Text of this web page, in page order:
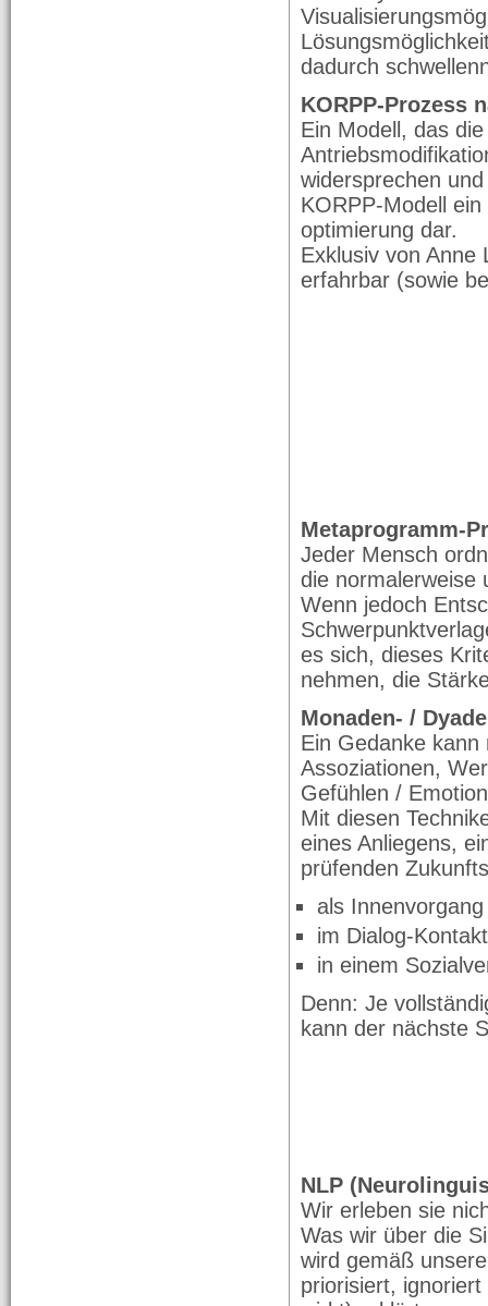
dadurch
KORPP-Prozess
Ein Modell, das
widersprechen
KORPP-Modell
optimierung dar.
Exklusiv von Anne
erfahrbar (sowie
Metaprogramm-
Jeder Mensch
die normalerweise
Wenn jedoch
es sich, dieses
nehmen, die
Monaden- /
Ein Gedanke
Assoziationen,
Gefühlen /
Mit diesen
eines Anliegens,
prüfenden
als
im Dialog-
in einem
Denn: Je
kann der nächste
NLP
Wir erleben sie
Was wir über die
wird gemäß
priorisiert,